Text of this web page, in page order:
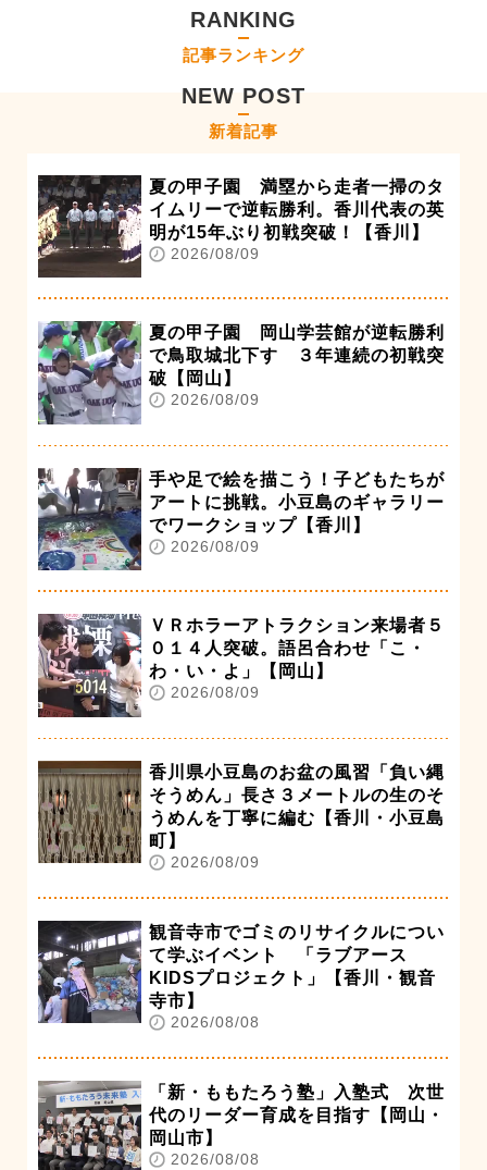
RANKING
記事ランキング
NEW POST
新着記事
夏の甲子園 満塁から走者一掃のタ
イムリーで逆転勝利。香川代表の英
明が15年ぶり初戦突破！【香川】
2026/08/09
夏の甲子園 岡山学芸館が逆転勝利
で鳥取城北下す ３年連続の初戦突
破【岡山】
2026/08/09
手や足で絵を描こう！子どもたちが
アートに挑戦。小豆島のギャラリー
でワークショップ【香川】
2026/08/09
ＶＲホラーアトラクション来場者５
０１４人突破。語呂合わせ「こ・
わ・い・よ」【岡山】
2026/08/09
香川県小豆島のお盆の風習「負い縄
そうめん」長さ３メートルの生のそ
うめんを丁寧に編む【香川・小豆島
町】
2026/08/09
観音寺市でゴミのリサイクルについ
て学ぶイベント 「ラブアース
KIDSプロジェクト」【香川・観音
寺市】
2026/08/08
「新・ももたろう塾」入塾式 次世
代のリーダー育成を目指す【岡山・
岡山市】
2026/08/08